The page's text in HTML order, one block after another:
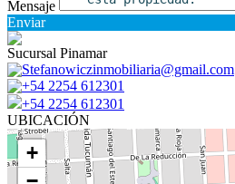
Mensaje
Enviar
Sucursal Pinamar
Stefanowiczinmobiliaria@gmail.com
+54 2254 612301
+54 2254 612301
UBICACIÓN
+